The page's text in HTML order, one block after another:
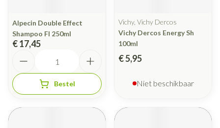
Alpecin Double Effect
Shampoo Fl 250ml
€ 17,45
Bestel
Vichy, Vichy Dercos
Vichy Dercos Energy Sh
100ml
€ 5,95
Niet beschikbaar